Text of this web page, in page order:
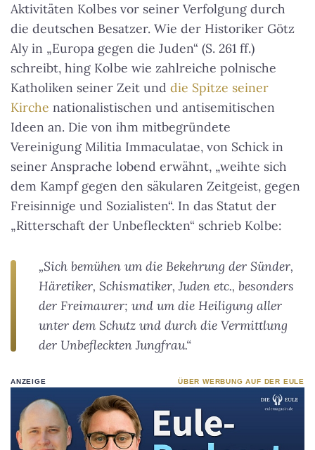
Aktivitäten Kolbes vor seiner Verfolgung durch
die deutschen Besatzer. Wie der Historiker Götz
Aly in „Europa gegen die Juden“ (S. 261 ff.)
schreibt, hing Kolbe wie zahlreiche polnische
Katholiken seiner Zeit und die Spitze seiner
Kirche nationalistischen und antisemitischen
Ideen an. Die von ihm mitbegründete
Vereinigung Militia Immaculatae, von Schick in
seiner Ansprache lobend erwähnt, „weihte sich
dem Kampf gegen den säkularen Zeitgeist, gegen
Freisinnige und Sozialisten“. In das Statut der
„Ritterschaft der Unbefleckten“ schrieb Kolbe:
„Sich bemühen um die Bekehrung der Sünder,
Häretiker, Schismatiker, Juden etc., besonders
der Freimaurer; und um die Heiligung aller
unter dem Schutz und durch die Vermittlung
der Unbefleckten Jungfrau.“
ANZEIGE ÜBER WERBUNG AUF DER EULE